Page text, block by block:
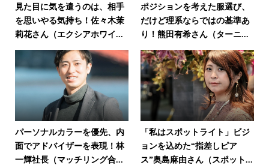
見た目に気を遣うのは、相手
を思いやる気持ち！佐々木茉
莉花さん（エクシアホワイ...
ポジションを考えた服選び、
だけど理系ならではの基準あ
り！熊田有希さん（ターニ...
パーソナルカラーを優先、内
面でアドバイザーを表現！林
一輝社長（マッチリング合...
「私はスポットライト」ビジ
ョンを込めた“指差しピア
ス”奥島麻由さん（スポット...